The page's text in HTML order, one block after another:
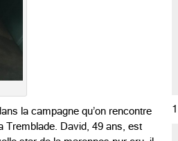
la campagne qu’on rencontre
Tremblade. David, 49 ans, est
1